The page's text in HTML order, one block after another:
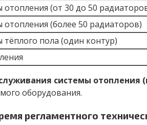
отопления (от 30 до 50
отопления (более 50 радиаторов)
тёплого пола (один контур)
системы отопления
оборудования.
регламентного